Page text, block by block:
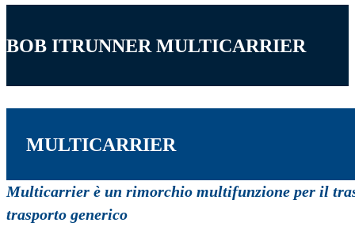
BOB ITRUNNER MULTICARRIER
MULTICARRIER
Multicarrier è un rimorchio multifunzione per il
trasporto generico